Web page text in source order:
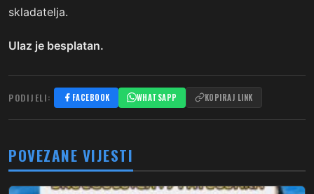
skladatelja.
Ulaz je besplatan.
PODIJELI: FACEBOOK WHATSAPP KOPIRAJ LINK
POVEZANE VIJESTI